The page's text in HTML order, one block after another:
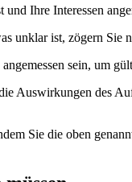
Ihre Interessen
unklar ist, zögern Sie
sein, um
Auswirkungen des
Sie die oben